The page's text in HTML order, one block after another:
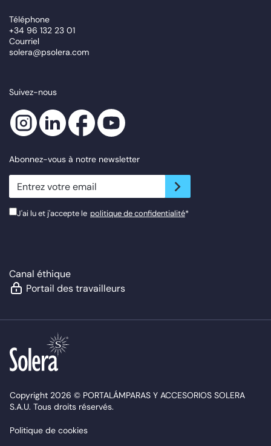
Téléphone
+34 96 132 23 01
Courriel
solera@psolera.com
Suivez-nous
Abonnez-vous à notre newsletter
newsletter.suscribe
J'ai lu et j'accepte le politique de confidentialité*
Canal éthique
Portail des travailleurs
Copyright 2026 © PORTALÁMPARAS Y ACCESORIOS SOLERA
S.A.U. Tous droits réservés.
Politique de cookies